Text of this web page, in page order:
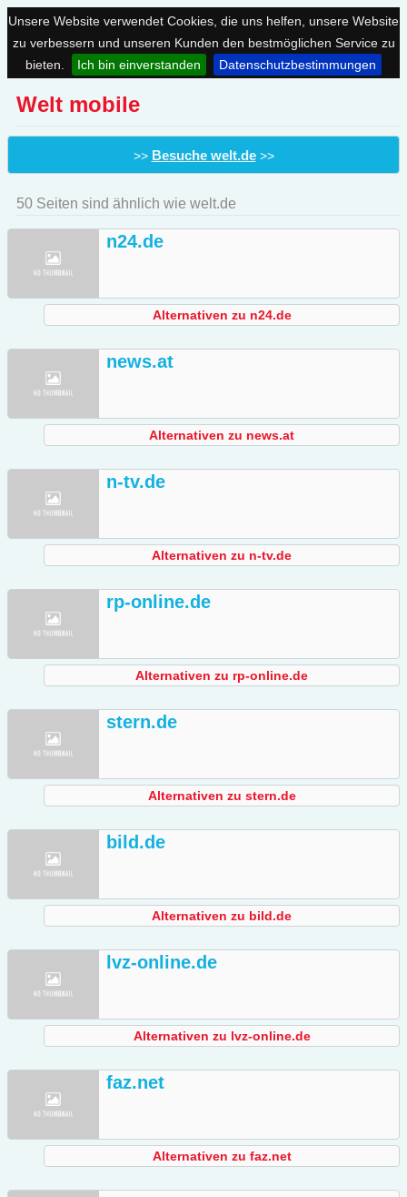
Unsere Website verwendet Cookies, die uns helfen, unsere Website
zu verbessern und unseren Kunden den bestmöglichen Service zu
bieten.
Ich bin einverstanden Datenschutzbestimmungen
Welt mobile
>> Besuche welt.de>>
50 Seiten sind ähnlich wie welt.de
n24.de
Alternativen zu n24.de
news.at
Alternativen zu news.at
n-tv.de
Alternativen zu n-tv.de
rp-online.de
Alternativen zu rp-online.de
stern.de
Alternativen zu stern.de
bild.de
Alternativen zu bild.de
lvz-online.de
Alternativen zu lvz-online.de
faz.net
Alternativen zu faz.net